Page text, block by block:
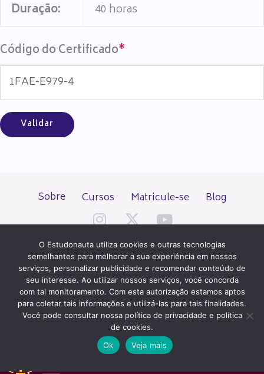
Duração: 40 horas
Código do Certificado*
Sobre Cursos Matricule-se Blog
Todos os direitos reservados desde 2000.
PATROCÍNIO E HOSPEDAGEM
O Estudonauta utiliza cookies e outras tecnologias
semelhantes para melhorar a sua experiência em nossos
serviços, personalizar publicidade e recomendar conteúdo de
seu interesse. Ao utilizar nossos serviços, você concorda
com tal monitoramento. Com esta autorização estamos aptos
para coletar tais informações e utilizá-las para tais finalidades.
Você pode consultar nossa política de privacidade e política
de cookies.
Ok
Veja mais